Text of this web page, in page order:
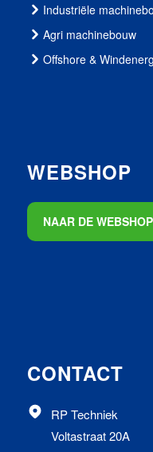
Industriële
Agri machinebouw
Offshore &
WEBSHOP
NAAR DE WEBSHOP
CONTACT
RP Techniek
Voltastraat 20A